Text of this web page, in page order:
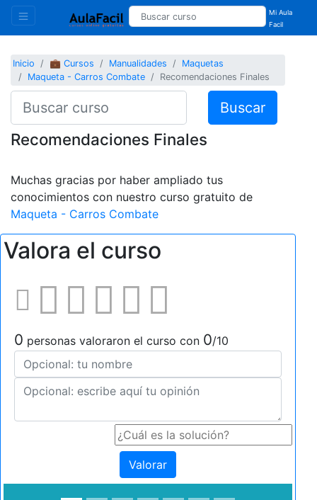
Mi Aula
Facil
Inicio 💼 Cursos Manualidades
Maquetas
Maqueta - Carros Combate
Recomendaciones Finales
Buscar
Recomendaciones Finales
Muchas gracias por haber ampliado tus
conocimientos con nuestro curso gratuito de
Maqueta - Carros Combate
Valora el curso
0 personas valoraron el curso con 0/10
Valorar